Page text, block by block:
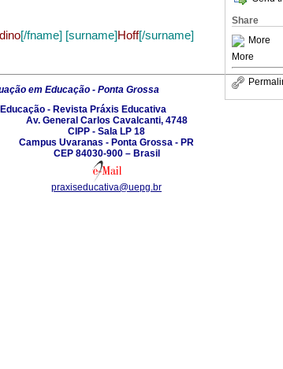
Share
More
More
[/fname] [surname]Hoff[/surname]
em Educação - Ponta Grossa
- Revista Práxis Educativa
Av. General Carlos Cavalcanti, 4748
CIPP - Sala LP 18
Campus Uvaranas - Ponta Grossa - PR
CEP 84030-900 – Brasil
praxiseducativa@uepg.br